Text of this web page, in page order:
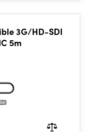
3G/HD-SDI
5m